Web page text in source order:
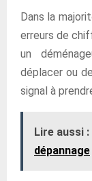
Dans la
erreurs de
un
déplacer ou
signal à
Lire aussi :
dépannage